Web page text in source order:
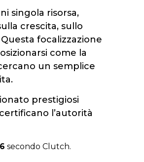
singola risorsa,
crescita, sullo
Questa focalizzazione
come la
un semplice
prestigiosi
l’autorità
secondo Clutch.